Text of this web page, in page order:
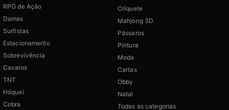
RPG de Ação
Damas
Surfistas
Estacionamento
Sobrevivência
Cavalos
TNT
Hóquei
Cobra
Críquete
Mahjong 3D
Pássaros
Pintura
Moda
Cartas
Obby
Natal
Todas as categorias